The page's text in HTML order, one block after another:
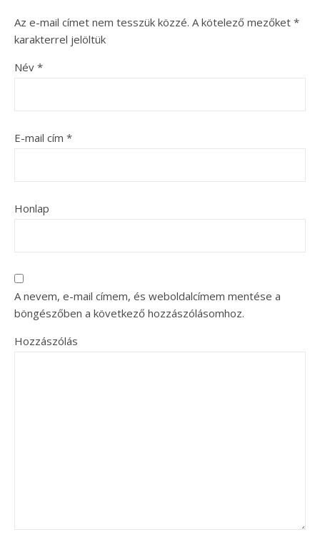
Az e-mail címet nem tesszük közzé. A kötelező mezőket *
karakterrel jelöltük
Név *
E-mail cím *
Honlap
A nevem, e-mail címem, és weboldalcímem mentése a
böngészőben a következő hozzászólásomhoz.
Hozzászólás